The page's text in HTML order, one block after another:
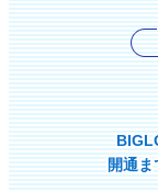
開通